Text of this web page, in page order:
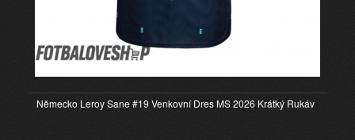
Německo Leroy Sane #19 Venkovní Dres MS 2026 Krátký Rukáv